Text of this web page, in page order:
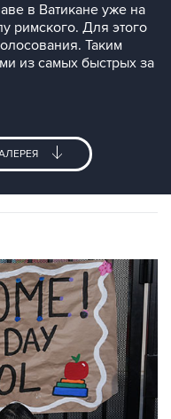
в Ватикане уже на
римского. Для этого
Таким
из самых быстрых за